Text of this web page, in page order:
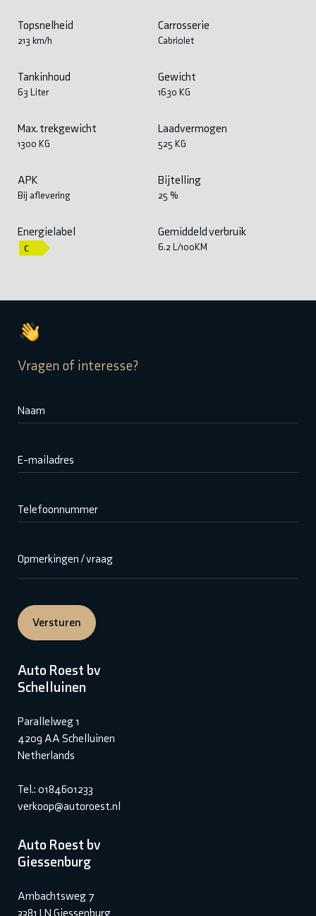
Topsnelheid
213 km/h
Carrosserie
Cabriolet
Tankinhoud
63 Liter
Gewicht
1630 KG
Max. trekgewicht
1300 KG
Laadvermogen
525 KG
APK
Bij aflevering
Bijtelling
25 %
Energielabel Gemiddeld verbruik
6.2 L/100KM
Vragen of interesse?
Naam
E-mailadres
Telefoonnummer
Opmerkingen / vraag
Versturen
Auto Roest bv
Schelluinen
Parallelweg 1
4209 AA Schelluinen
Netherlands
Tel.: 0184601233
verkoop@autoroest.nl
Auto Roest bv
Giessenburg
Ambachtsweg 7
3381 LN Giessenburg